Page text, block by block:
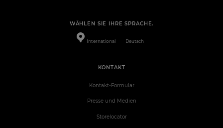
WÄHLEN SIE IHRE SPRACHE.
International Deutsch
KONTAKT
Kontakt-Formular
Presse und Medien
Storelocator